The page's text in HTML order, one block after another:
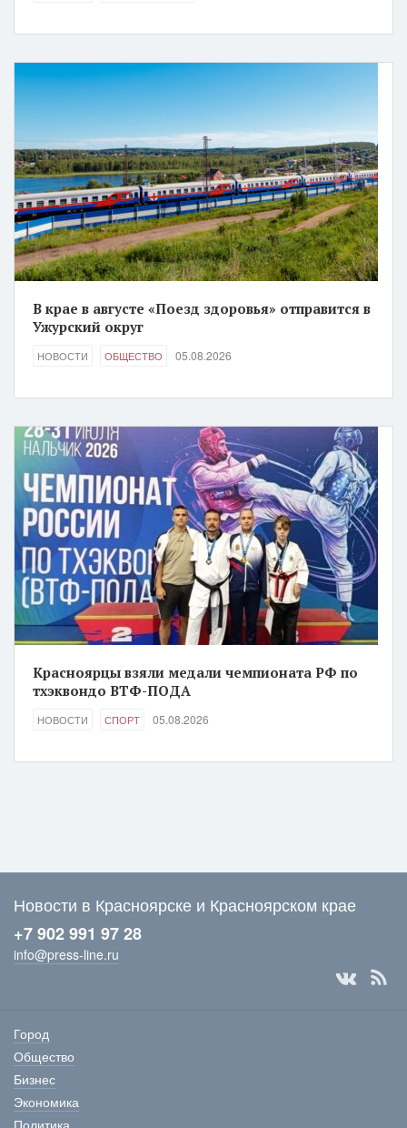
В крае в августе «Поезд здоровья» отправится в
Ужурский округ
НОВОСТИ ОБЩЕСТВО 05.08.2026
Красноярцы взяли медали чемпионата РФ по
тхэквондо ВТФ-ПОДА
НОВОСТИ СПОРТ 05.08.2026
Новости в Красноярске и Красноярском крае
+7 902 991 97 28
info@press-line.ru
Город
Общество
Бизнес
Экономика
Политика